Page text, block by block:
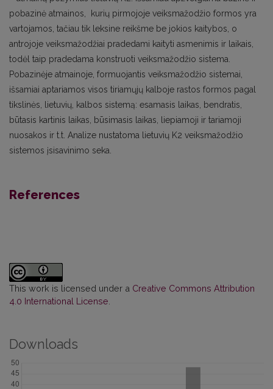
pobazinė atmainos, kurių pirmojoje veiksmažodžio formos yra
vartojamos, tačiau tik leksine reikšme be jokios kaitybos, o
antrojoje veiksmažodžiai pradedami kaityti asmenimis ir laikais,
todėl taip pradedama konstruoti veiksmažodžio sistema.
Pobazinėje atmainoje, formuojantis veiksmažodžio sistemai,
išsamiai aptariamos visos tiriamųjų kalboje rastos formos pagal
tikslinės, lietuvių, kalbos sistemą: esamasis laikas, bendratis,
būtasis kartinis laikas, būsimasis laikas, liepiamoji ir tariamoji
nuosakos ir t.t. Analize nustatoma lietuvių K2 veiksmažodžio
sistemos įsisavinimo seka.
References
This work is licensed under a Creative Commons Attribution
4.0 International License
Downloads